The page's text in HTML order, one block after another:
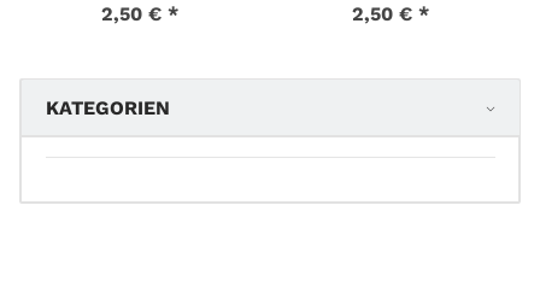
2,50 € * 2,50 € *
KATEGORIEN